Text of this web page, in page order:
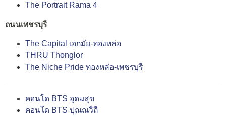
The Portrait Rama 4
ถนนเพชรบุรี
The Capital เอกมัย-ทองหล่อ
THRU Thonglor
The Niche Pride ทองหล่อ-เพชรบุรี
คอนโด BTS อุดมสุข
คอนโด BTS ปุณณวิถี